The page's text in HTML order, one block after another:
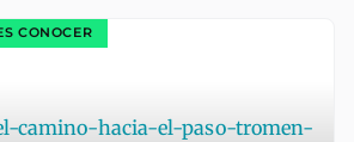
CONOCER